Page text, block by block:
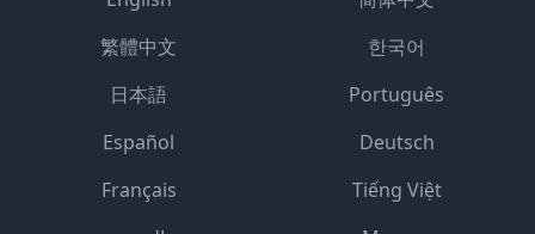
繁體中文
한국어
日本語
Português
Español
Deutsch
Français
Tiếng Việt